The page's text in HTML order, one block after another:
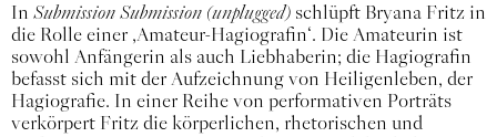
In Submission Submission (unplugged) schlüpft Bryana Fritz in
die Rolle einer ‚Amateur-Hagiografin‘. Die Amateurin ist
sowohl Anfängerin als auch Liebhaberin; die Hagiografin
befasst sich mit der Aufzeichnung von Heiligenleben, der
Hagiografie. In einer Reihe von performativen Porträts
verkörpert Fritz die körperlichen, rhetorischen und